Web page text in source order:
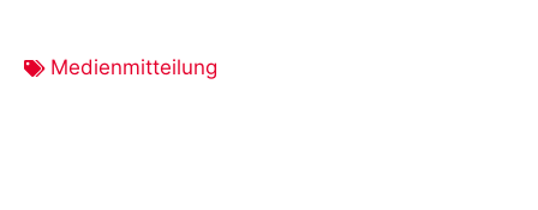
Medienmitteilung